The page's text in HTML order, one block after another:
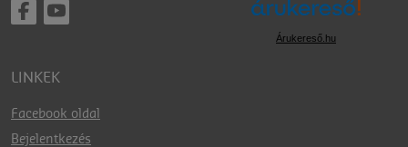
Árukereső.hu
LINKEK
Facebook oldal
Bejelentkezés